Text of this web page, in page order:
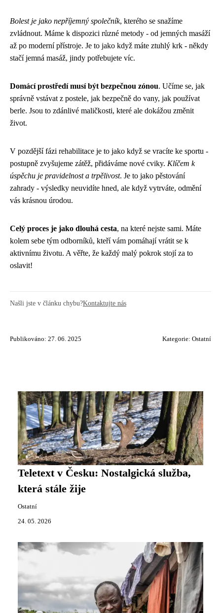
Bolest je jako nepříjemný společník, kterého se snažíme
zvládnout. Máme k dispozici různé metody - od jemných masáží
až po moderní přístroje. Je to jako když máte ztuhlý krk - někdy
stačí jemná masáž, jindy potřebujete víc.
Domácí prostředí musí být bezpečnou zónou. Učíme se, jak
správně vstávat z postele, jak bezpečně do vany, jak používat
berle. Jsou to zdánlivé maličkosti, které ale dokážou změnit
život.
V pozdější fázi rehabilitace je to jako když se vracíte ke sportu -
postupně zvyšujeme zátěž, přidáváme nové cviky. Klíčem k
úspěchu je pravidelnost a trpělivost. Je to jako pěstování
zahrady - výsledky neuvidíte hned, ale když vytrváte, odmění
vás krásnou úrodou.
Celý proces je jako dlouhá cesta, na které nejste sami. Máte
kolem sebe tým odborníků, kteří vám pomáhají vrátit se k
aktivnímu životu. A věřte, že každý malý pokrok stojí za to
oslavit!
Našli jste v článku chybu?Kontaktujte nás
Publikováno: 27. 06. 2025 Kategorie: Ostatní
Teletext v Česku: Nostalgická služba,
která stále žije
Ostatní
24. 05. 2026